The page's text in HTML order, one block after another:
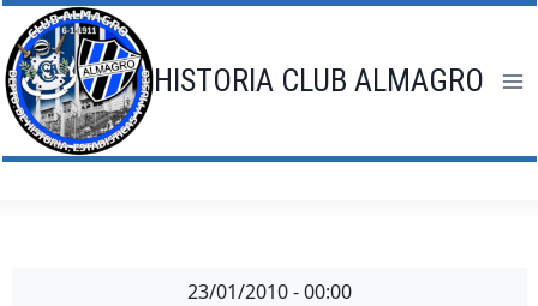
Saltar
al
contenido
HISTORIA CLUB ALMAGRO
23/01/2010 - 00:00